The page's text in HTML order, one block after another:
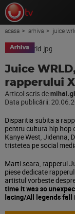
acasa arhiva juice
Arhiva
Juice
rapperului
Articol scris de
Data publicării:
Disparitia subita a
pentru cultura hip hop
Kanye West, Jidenna,
tristetea pe social
Marti seara, rapperul
piese dedicate
artistul vorbeste
time it was so
lacing/All legends fall